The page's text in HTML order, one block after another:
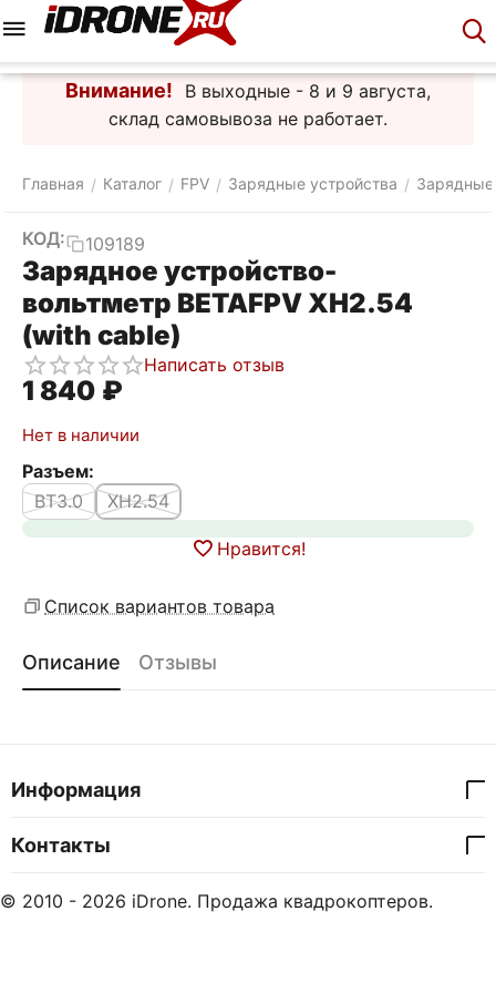
Внимание!
В выходные - 8 и 9 августа,
склад самовывоза не работает.
Главная / Каталог / FPV / Зарядные устройства / Зарядные
КОД: 109189
Зарядное устройство-
вольтметр BETAFPV XH2.54
(with cable)
Написать отзыв
1 840 ₽
Нет в наличии
Разъем:
BT3.0
XH2.54
Нравится!
Список вариантов товара
Описание Отзывы
Информация
Контакты
© 2010 - 2026 iDrone. Продажа квадрокоптеров.
Корзина